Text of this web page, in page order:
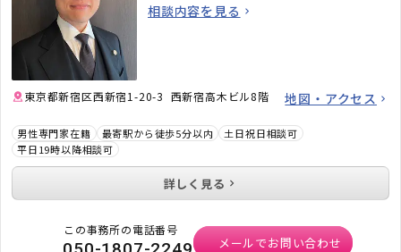
相談内容を見る
東京都新宿区西新宿1-20-3 西新宿高木ビル8階 地図・アクセス
男性専門家在籍 最寄駅から徒歩5分以内
土日祝日相談可
平日19時以降相談可
詳しく見る
この事務所の電話番号
メールでお問い合わせ